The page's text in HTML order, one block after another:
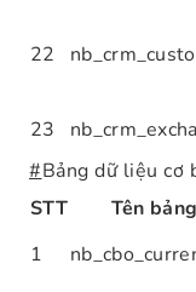
22
23
#Bảng dữ liệu cơ
STT
Tên bảng
1